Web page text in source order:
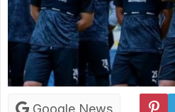
Google News